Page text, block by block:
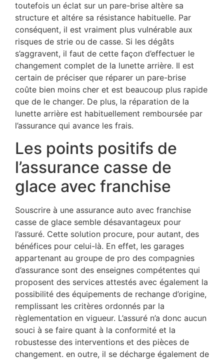
toutefois un éclat sur un pare-brise altère sa
structure et altére sa résistance habituelle. Par
conséquent, il est vraiment plus vulnérable aux
risques de strie ou de casse. Si les dégâts
s’aggravent, il faut de cette façon d’effectuer le
changement complet de la lunette arrière. Il est
certain de préciser que réparer un pare-brise
coûte bien moins cher et est beaucoup plus rapide
que de le changer. De plus, la réparation de la
lunette arrière est habituellement remboursée par
l’assurance qui avance les frais.
Les points positifs de
l’assurance casse de
glace avec franchise
Souscrire à une assurance auto avec franchise
casse de glace semble désavantageux pour
l’assuré. Cette solution procure, pour autant, des
bénéfices pour celui-là. En effet, les garages
appartenant au groupe de pro des compagnies
d’assurance sont des enseignes compétentes qui
proposent des services attestés avec également la
possibilité des équipements de rechange d’origine,
remplissant les critères ordonnés par la
règlementation en vigueur. L’assuré n’a donc aucun
souci à se faire quant à la conformité et la
robustesse des interventions et des pièces de
changement. en outre, il se décharge également de